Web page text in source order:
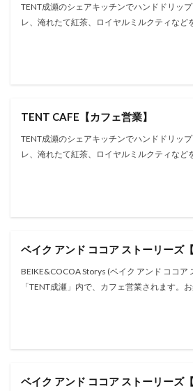
TENT成瀬のシェアキッチンでハンドドリッ
レ、淹れたて紅茶、ロイヤルミルクティなど
TENT CAFE【カフェ営業】
TENT成瀬のシェアキッチンでハンドドリッ
レ、淹れたて紅茶、ロイヤルミルクティなど
ベイク アンド ココア ストーリーズ
BEIKE&COCOA Storys (ベイク アンド ココア
「TENT成瀬」内で、カフェ営業されます。お
ベイク アンド ココア ストーリーズ